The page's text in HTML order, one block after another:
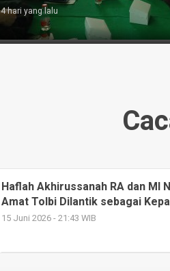
4 hari yang lalu
Haflah Akhirussanah RA dan MI
Amat Tolbi Dilantik sebagai
15 Juni 2026 - 21:43 WIB